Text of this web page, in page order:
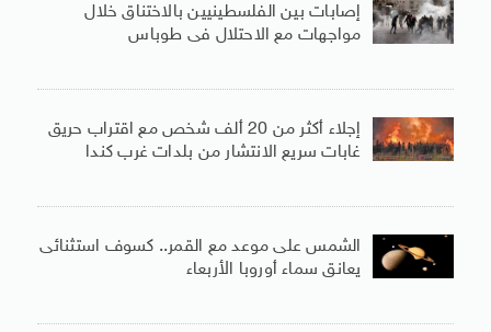
إصابات بين الفلسطينيين بالاختناق خلال
مواجهات مع الاحتلال فى طوباس
إجلاء أكثر من 20 ألف شخص مع اقتراب حريق
غابات سريع الانتشار من بلدات غرب كندا
الشمس على موعد مع القمر.. كسوف استثنائى
يعانق سماء أوروبا الأربعاء